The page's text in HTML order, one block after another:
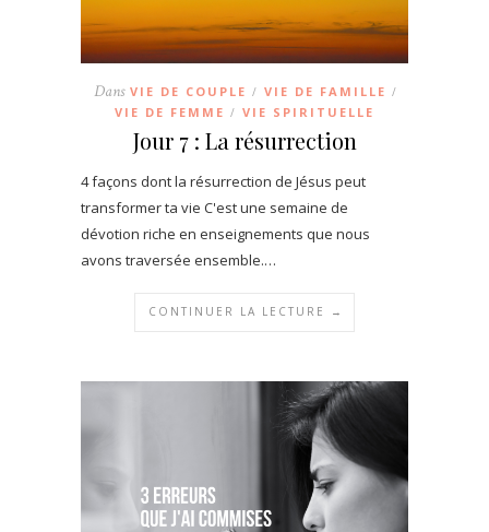
Dans VIE DE COUPLE / VIE DE FAMILLE /
VIE DE FEMME / VIE SPIRITUELLE
Jour 7 : La résurrection
4 façons dont la résurrection de Jésus peut
transformer ta vie C'est une semaine de
dévotion riche en enseignements que nous
avons traversée ensemble.…
CONTINUER LA LECTURE →